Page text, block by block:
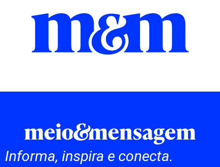
Informa, inspira e conecta.